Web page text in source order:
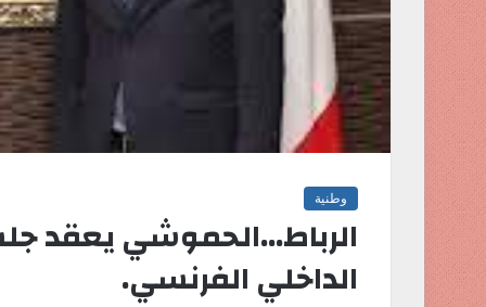
وطنية
الرباط…الحموشي يعقد
الداخلي الفرنسي.